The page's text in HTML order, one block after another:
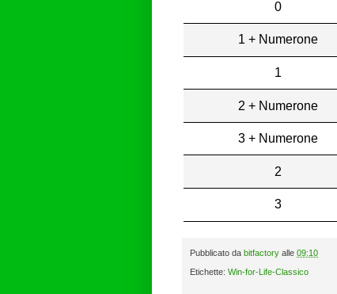
0
1 + Numerone
1
2 + Numerone
3 + Numerone
2
3
Pubblicato da bitfactory alle 09:10
Etichette: Win-for-Life-Classico